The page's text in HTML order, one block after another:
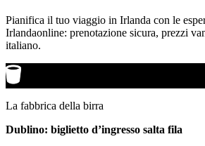
Pianifica il tuo viaggio in Irlanda con le
Irlandaonline: prenotazione sicura, prezzi
italiano.
La fabbrica della birra
Dublino: biglietto d’ingresso salta fila